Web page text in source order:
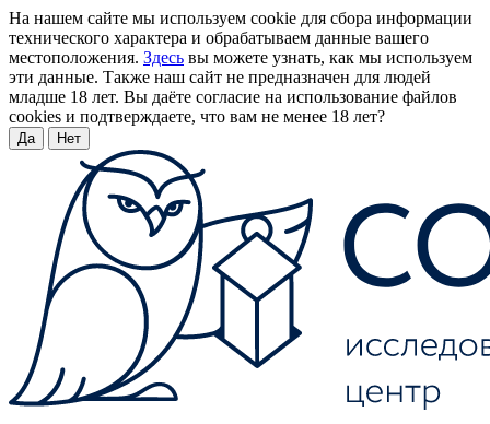
На нашем сайте мы используем cookie для сбора информации
технического характера и обрабатываем данные вашего
местоположения. Здесь вы можете узнать, как мы используем
эти данные. Также наш сайт не предназначен для людей
младше 18 лет. Вы даёте согласие на использование файлов
cookies и подтверждаете, что вам не менее 18 лет?
Да Нет